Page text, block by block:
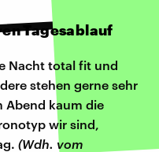
Tagesablauf
Nacht total fit und
stehen gerne sehr
Abend kaum die
wir sind,
(Wdh. vom